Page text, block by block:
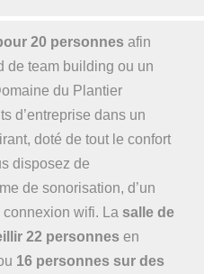
20 personnes afin
de team building ou un
du Plantier
d’entreprise dans un
doté de tout le confort
disposez de
de sonorisation, d’un
connexion wifi. La salle de
22 personnes en
16 personnes sur des